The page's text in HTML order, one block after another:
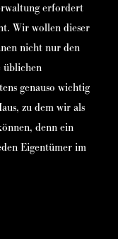
erfordert
Wir wollen dieser
nicht nur den
üblichen
genauso wichtig
zu dem wir als
denn ein
Eigentümer im